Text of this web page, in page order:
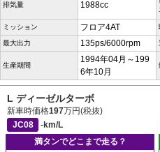
排気量 1988cc
ミッション フロア4AT
最大出力 135ps/6000rpm
生産期間
1994年04月～199
6年10月
L ディーゼルターボ
新車時価格197万円(税抜)
JC08
-km/L
満タンでどこまで走る？